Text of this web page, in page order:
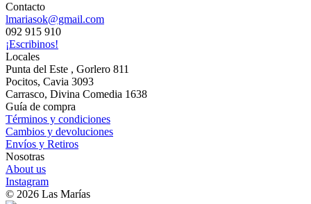
Contacto
lmariasok@gmail.com
092 915 910
¡Escribinos!
Locales
Punta del Este , Gorlero 811
Pocitos, Cavia 3093
Carrasco, Divina Comedia 1638
Guía de compra
Términos y condiciones
Cambios y devoluciones
Envíos y Retiros
Nosotras
About us
Instagram
© 2026 Las Marías